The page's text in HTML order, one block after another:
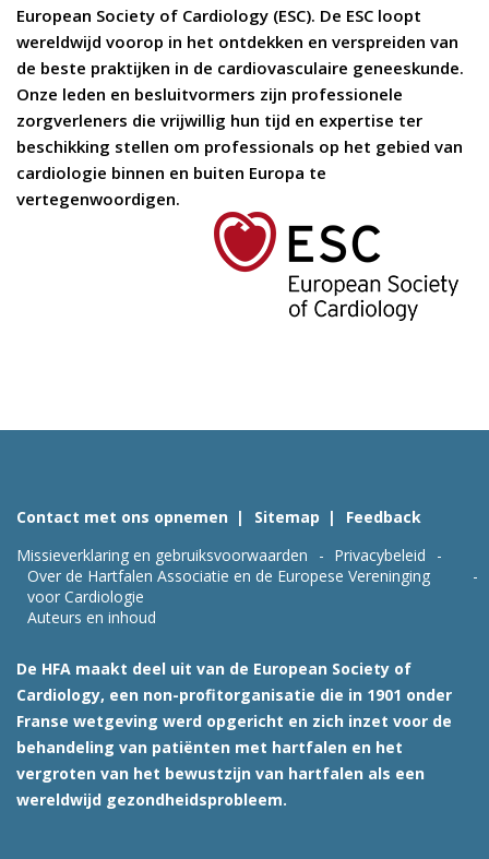
European Society of Cardiology (ESC). De ESC loopt
wereldwijd voorop in het ontdekken en verspreiden van
de beste praktijken in de cardiovasculaire geneeskunde.
Onze leden en besluitvormers zijn professionele
zorgverleners die vrijwillig hun tijd en expertise ter
beschikking stellen om professionals op het gebied van
cardiologie binnen en buiten Europa te
vertegenwoordigen.
Contact met ons opnemen Sitemap
Feedback
Missieverklaring en gebruiksvoorwaarden
Privacybeleid
Over de Hartfalen Associatie en de Europese Vereninging
voor Cardiologie
Auteurs en inhoud
De HFA maakt deel uit van de European Society of
Cardiology, een non-profitorganisatie die in 1901 onder
Franse wetgeving werd opgericht en zich inzet voor de
behandeling van patiënten met hartfalen en het
vergroten van het bewustzijn van hartfalen als een
wereldwijd gezondheidsprobleem.